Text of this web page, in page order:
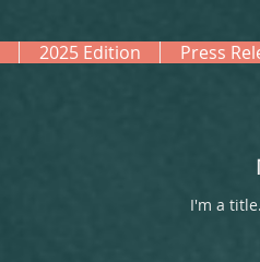
2025 Edition Press
I'm a